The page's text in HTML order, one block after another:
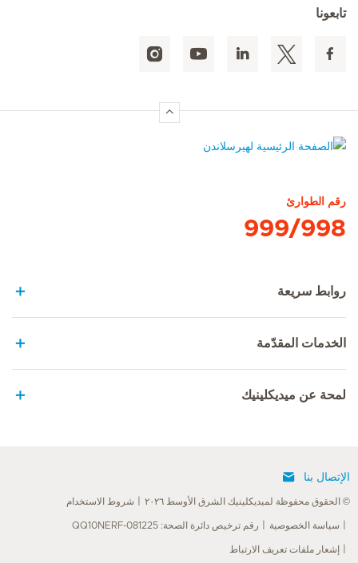
تابعونا
رقم الطوارئ
999/998
روابط سريعة
الخدمات المقدّمة
لمحة عن ميديكلينيك
الإتصال بنا
© الحقوق محفوظة لميديكلينيك الشرق الأوسط ٢٠٢٦ شروط الاستخدام
سياسة الخصوصية رقم ترخيص دائرة الصحة: QQ10NERF-081225
إشعار ملفات تعريف الارتباط